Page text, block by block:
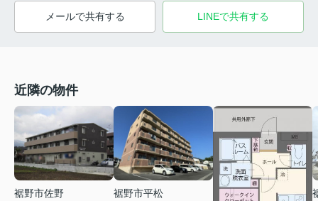
メールで共有する LINEで共有する
近隣の物件
裾野市佐野
裾野市平松